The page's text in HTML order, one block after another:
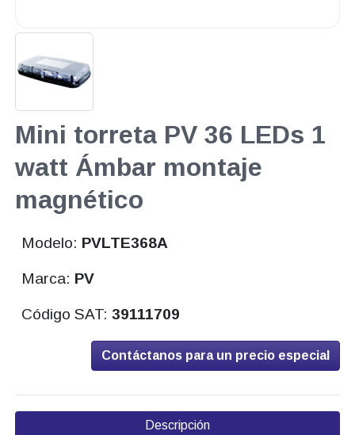
Mini torreta PV 36 LEDs 1
watt Ámbar montaje
magnético
Modelo: PVLTE368A
Marca: PV
Código SAT:39111709
Contáctanos para un precio especial
Descripción